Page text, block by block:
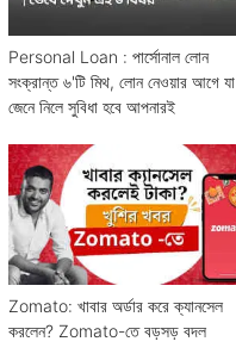
Personal Loan : পার্সোনাল লোন
সংক্রান্ত ৬'টি মিথ, লোন নেওয়ার আগে যা
জেনে নিলে সুবিধা হবে আপনারই
Zomato: খাবার অর্ডার করে ক্যানসেল
করলেন? Zomato-তে বড়সড় বদল